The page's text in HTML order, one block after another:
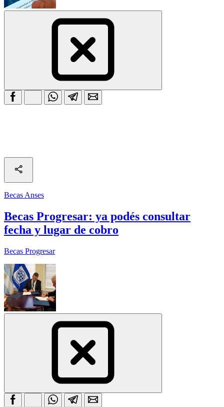
Becas Anses
Becas Progresar: ya podés consultar
fecha y lugar de cobro
Becas Progresar